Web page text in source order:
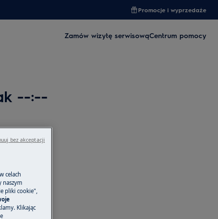
Promocje i wyprzedaże
Zamów wizytę serwisowąCentrum pomocy
--:--
celach
naszym
pliki cookie",
Klikając
bez akceptacji